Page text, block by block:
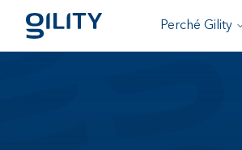
Perché Gility